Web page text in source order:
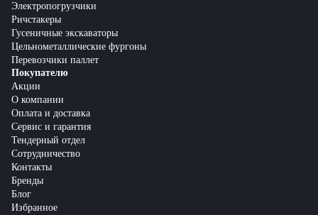
Электропогрузчики
Ричстакеры
Гусеничные экскаваторы
Цельнометаллические фургоны
Перевозчики паллет
Покупателю
Акции
О компании
Оплата и доставка
Сервис и гарантия
Тендерный отдел
Сотрудничество
Контакты
Бренды
Блог
Избранное